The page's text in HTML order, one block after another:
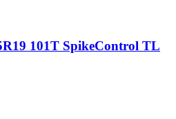
101T SpikeControl TL